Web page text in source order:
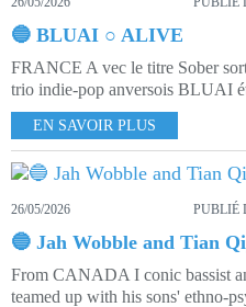
🔵 BLUAI ○ ALIVE
FRANCE A vec le titre Sober
trio indie-pop anversois BLUAI
EN SAVOIR PLUS
26/05/2026 PUBLIÉ
🔵 Jah Wobble and Tian
From CANADA I conic bassist
teamed up with his sons' ethno-